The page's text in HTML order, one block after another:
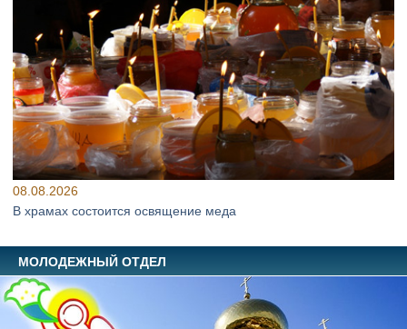
08.08.2026
В храмах состоится освящение меда
МОЛОДЕЖНЫЙ ОТДЕЛ